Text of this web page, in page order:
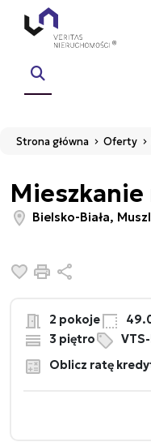
Strona główna Oferty
Mieszkanie
Bielsko-Biała,
Dodaj do ulubionych
Drukuj
2 pokoje
3 piętro
Oblicz ratę